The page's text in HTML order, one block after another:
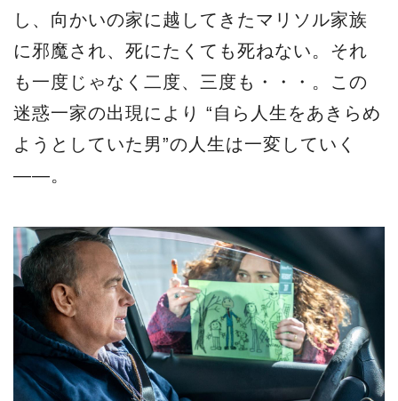
し、向かいの家に越してきたマリソル家族
に邪魔され、死にたくても死ねない。それ
も一度じゃなく二度、三度も・・・。この
迷惑一家の出現により “自ら人生をあきらめ
ようとしていた男”の人生は一変していく
――。